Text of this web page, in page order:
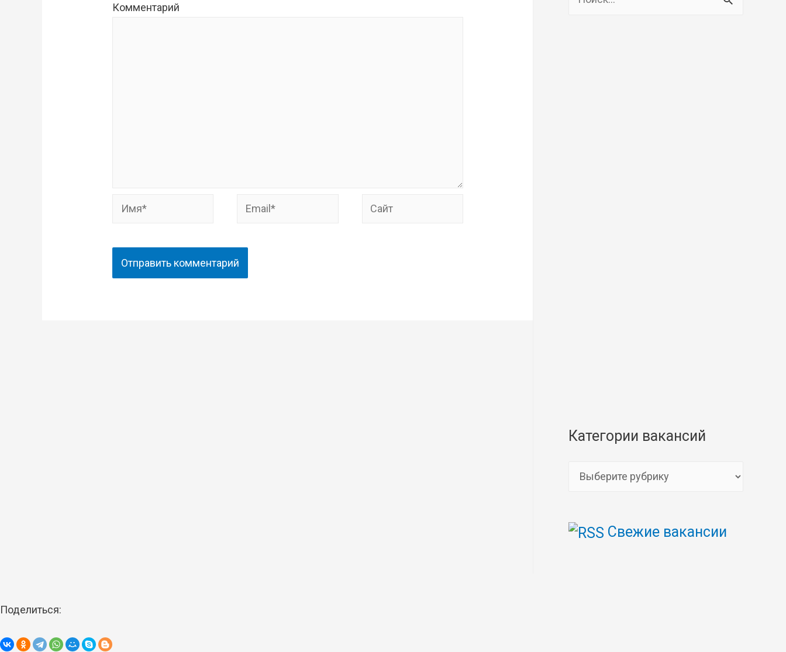
Комментарий
Имя* Email* Сайт
Категории вакансий
е
Свежие вакансии
Поделиться: